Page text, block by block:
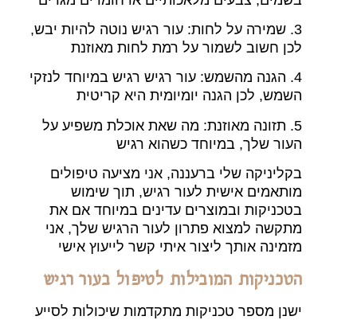
3. שמירה על לחות: עור רגיש נוטה להיות יבש,
לכן חשוב לשמור על רמת לחות מאוזנת
4. הגנה מהשמש: עור רגיש רגיש במיוחד לנזקי
השמש, לכן הגנה יומיומית היא קריטית
5. תזונה מאוזנת: מה שאת אוכלת משפיע על
העור שלך, במיוחד כשהוא רגיש
בקליניקה שלי ברעננה, אני מציעה טיפולים
מותאמים אישית לעור רגיש, תוך שימוש
בטכניקות ובמוצרים עדינים במיוחד אם את
מתקשה למצוא פתרון לעור הרגיש שלך, אני
מזמינה אותך ליצור איתי קשר לייעוץ אישי
הטכניקות המובילות לטיפול בעור רגיש
ישנן מספר טכניקות מתקדמות שיכולות לסייע